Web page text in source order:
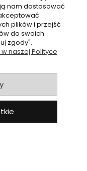
nam dostosować
plików i przejść
do swoich
zgody".
naszej Polityce